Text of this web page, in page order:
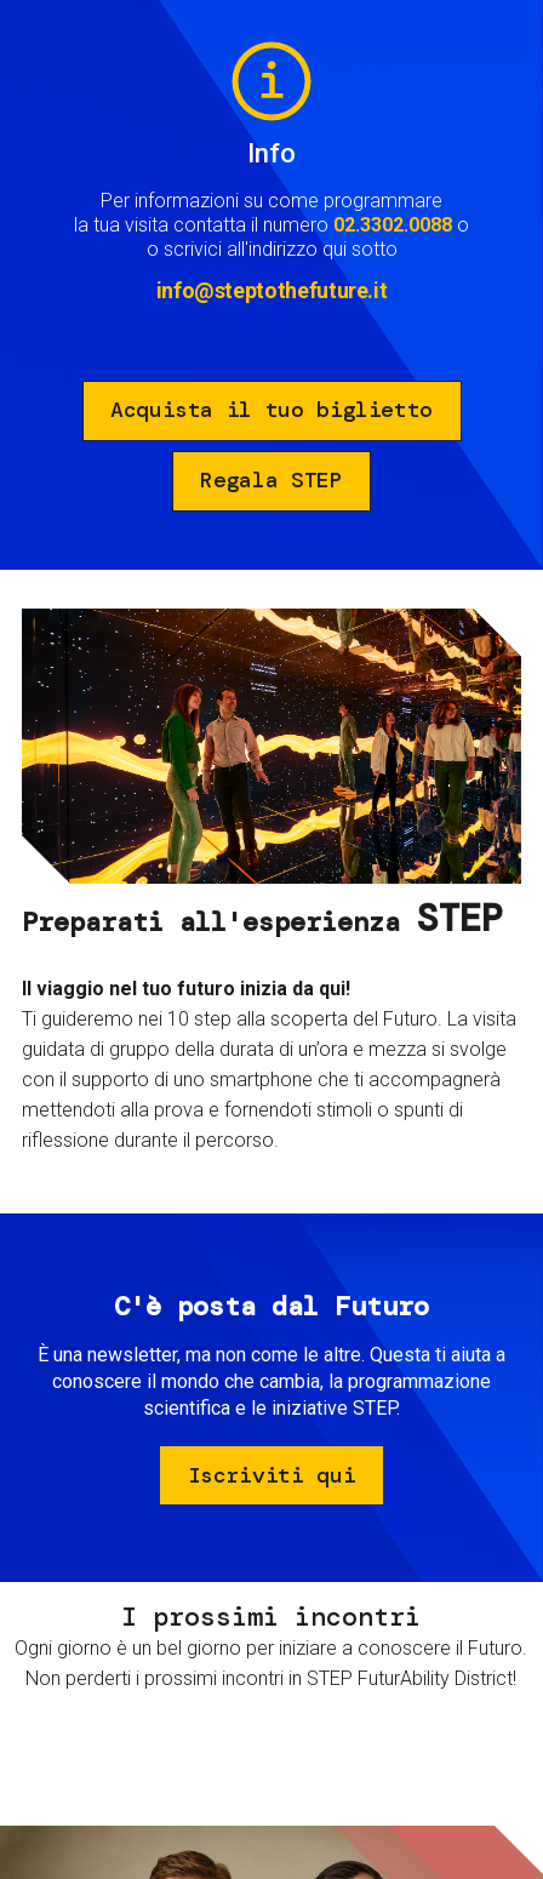
Info
Per informazioni su come programmare
la tua visita contatta il numero 02.3302.0088 o
o scrivici all'indirizzo qui sotto
info@steptothefuture.it
Acquista il tuo biglietto
Regala STEP
Preparati all'esperienza STEP
Il viaggio nel tuo futuro inizia da qui!
Ti guideremo nei 10 step alla scoperta del Futuro. La visita
guidata di gruppo della durata di un’ora e mezza si svolge
con il supporto di uno smartphone che ti accompagnerà
mettendoti alla prova e fornendoti stimoli o spunti di
riflessione durante il percorso.
C'è posta dal Futuro
È una newsletter, ma non come le altre. Questa ti aiuta a
conoscere il mondo che cambia, la programmazione
scientifica e le iniziative STEP.
Iscriviti qui
I prossimi incontri
Ogni giorno è un bel giorno per iniziare a conoscere il Futuro.
Non perderti i prossimi incontri in STEP FuturAbility District!